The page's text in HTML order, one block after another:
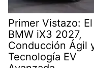
Primer Vistazo: El
BMW iX3 2027,
Conducción Ágil
Tecnología EV